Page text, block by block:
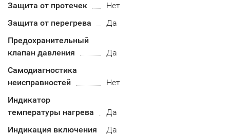
Защита от протечек
Нет
Защита от перегрева
Да
Предохранительный
клапан давления
Да
Самодиагностика
неисправностей
Нет
Индикатор
температуры нагрева
Да
Индикация включения
Да